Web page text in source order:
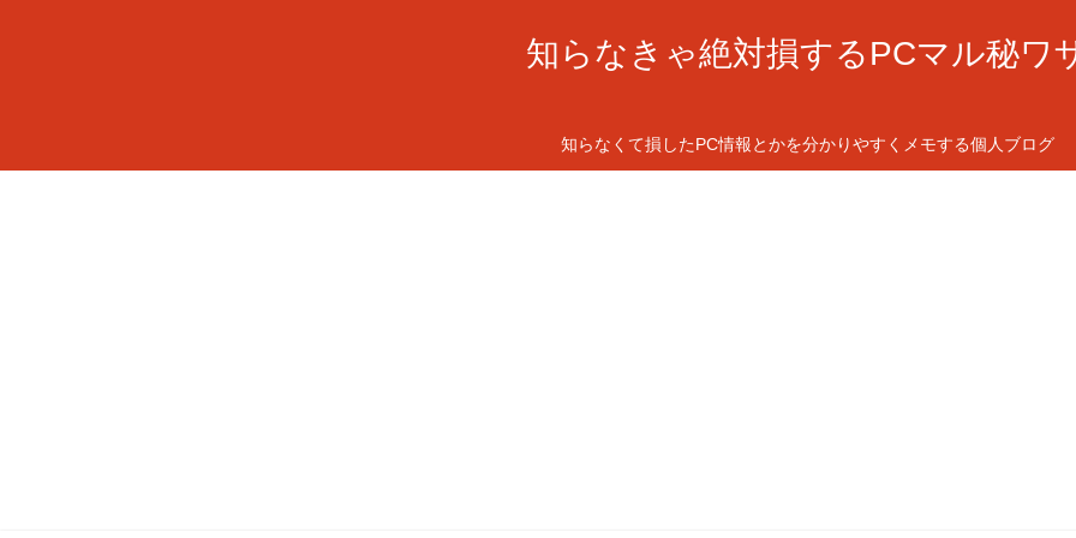
知らなきゃ絶対損するPCマル秘ワ
知らなくて損したPC情報とかを分かりやすくメモする個人ブログ